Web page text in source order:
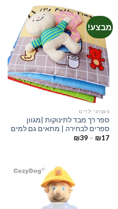
מבצע!
צעצועי ילדים
ספר רך מבד לתינוקות |מגוון
ספרים לבחירה | מתאים גם למים
₪17
–
₪39
טווח